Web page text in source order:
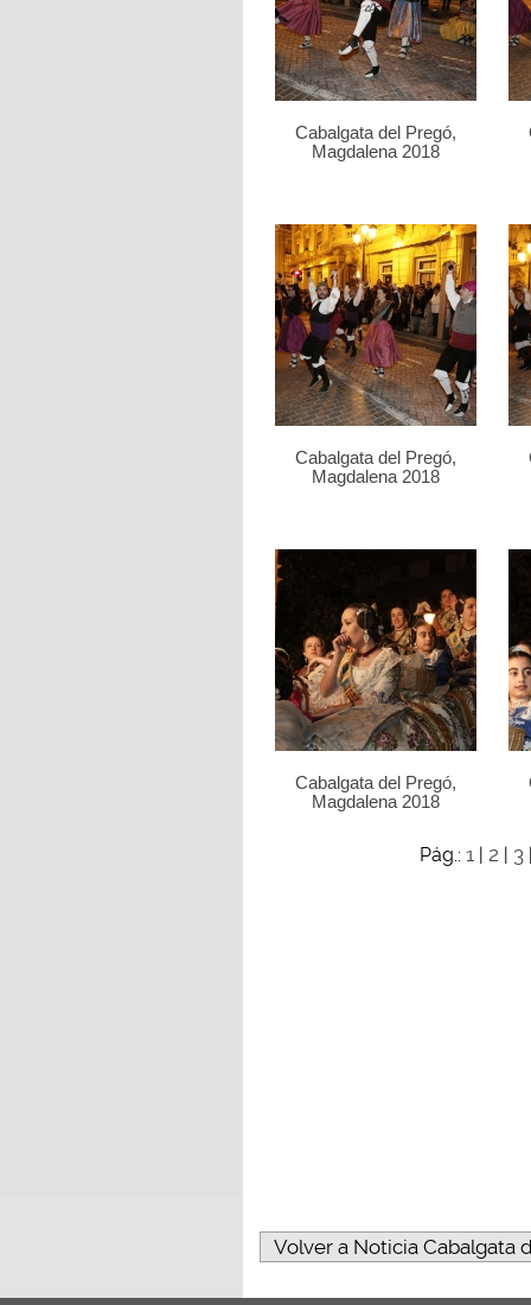
Cabalgata del Pregó,
Magdalena 2018
Cabalgata del Pregó,
Magdalena 2018
Cabalgata del Pregó,
Magdalena 2018
Pág.: 1| 2| 3
Volver a Noticia Cabalgata